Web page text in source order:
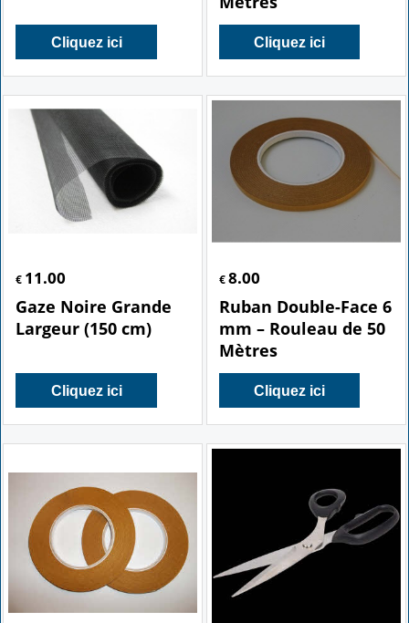
Cliquez ici Cliquez ici
€ 11.00
Gaze Noire Grande
Largeur (150 cm)
Cliquez ici
€8.00
Ruban Double-Face 6
mm – Rouleau de 50
Mètres
Cliquez ici